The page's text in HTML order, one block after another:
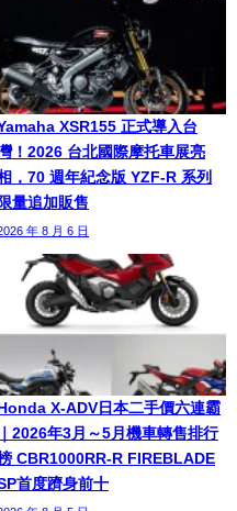
XSR155 正式導入台
！2026 台北國際摩托車展亮
，70 週年紀念版 YZF-R 系列
限量追加販售
年 8 月 6 日
X-ADV日本二手價六連霸
｜2026年3月～5月機車轉售排行
CBR1000RR-R FIREBLADE
首度躋身前十